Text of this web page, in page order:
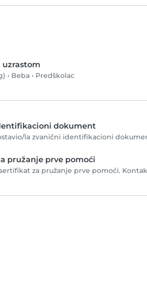
uzrastom
• Beba • Predškolac
dokument
la zvanični identifikacioni
pružanje prve pomoći
za pružanje prve pomoći.